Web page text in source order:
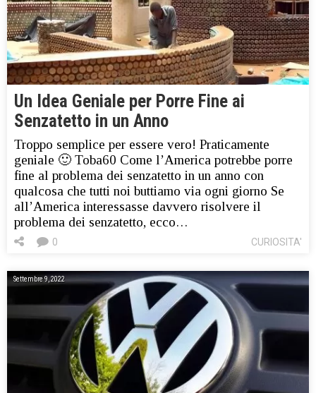
Un Idea Geniale per Porre Fine ai
Senzatetto in un Anno
Troppo semplice per essere vero! Praticamente
geniale 🙂 Toba60 Come l’America potrebbe porre
fine al problema dei senzatetto in un anno con
qualcosa che tutti noi buttiamo via ogni giorno Se
all’America interessasse davvero risolvere il
problema dei senzatetto, ecco…
CURIOSITA'
0
Settembre 9, 2022